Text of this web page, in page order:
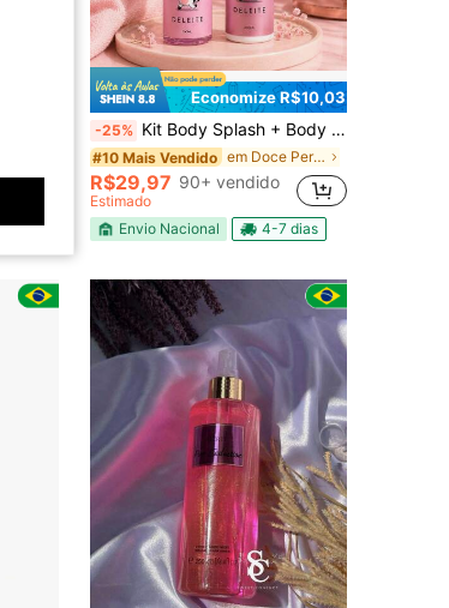
Economize R$10,03
-25% Kit Body Splash + Body Cream Todo Dia Lady Deleite Lady Care Hidratação e Perfume Corporal
#10 Mais Vendido em Doce Perfume
R$29,97 90+ vendido
Estimado
Envio Nacional
4-7 dias